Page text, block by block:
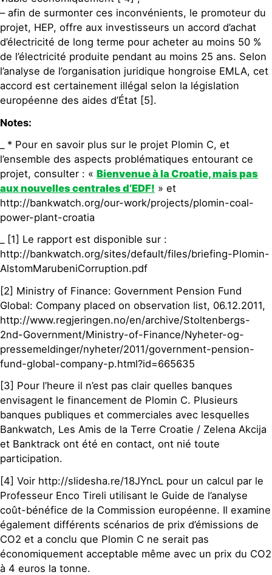
– afin de surmonter ces inconvénients, le promoteur du
projet, HEP, offre aux investisseurs un accord d’achat
d’électricité de long terme pour acheter au moins 50 %
de l’électricité produite pendant au moins 25 ans. Selon
l’analyse de l’organisation juridique hongroise EMLA, cet
accord est certainement illégal selon la législation
européenne des aides d’État [5].
Notes:
_ * Pour en savoir plus sur le projet Plomin C, et
l’ensemble des aspects problématiques entourant ce
projet, consulter : « Bienvenue à la Croatie, mais pas
aux nouvelles centrales d’EDF! » et
http://bankwatch.org/our-work/projects/plomin-coal-
power-plant-croatia
_ [1] Le rapport est disponible sur :
http://bankwatch.org/sites/default/files/briefing-Plomin-
AlstomMarubeniCorruption.pdf
[2] Ministry of Finance: Government Pension Fund
Global: Company placed on observation list, 06.12.2011,
http://www.regjeringen.no/en/archive/Stoltenbergs-
2nd-Government/Ministry-of-Finance/Nyheter-og-
pressemeldinger/nyheter/2011/government-pension-
fund-global-company-p.html?id=665635
[3] Pour l’heure il n’est pas clair quelles banques
envisagent le financement de Plomin C. Plusieurs
banques publiques et commerciales avec lesquelles
Bankwatch, Les Amis de la Terre Croatie / Zelena Akcija
et Banktrack ont été en contact, ont nié toute
participation.
[4] Voir http://slidesha.re/18JYncL pour un calcul par le
Professeur Enco Tireli utilisant le Guide de l’analyse
coût-bénéfice de la Commission européenne. Il examine
également différents scénarios de prix d’émissions de
CO2 et a conclu que Plomin C ne serait pas
économiquement acceptable même avec un prix du CO2
à 4 euros la tonne.